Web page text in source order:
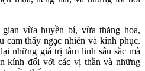
vừa huyền bí, vừa thăng hoa,
cảm thấy ngạc nhiên và kính phục.
những giá trị tâm linh sâu sắc mà
kính đối với các vị thần và những